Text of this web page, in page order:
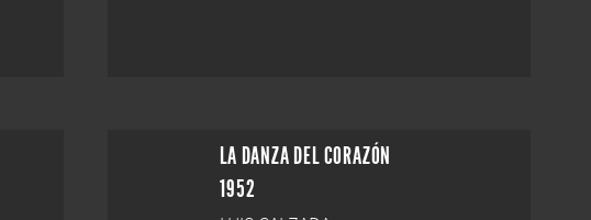
LA DANZA DEL CORAZÓN
1952